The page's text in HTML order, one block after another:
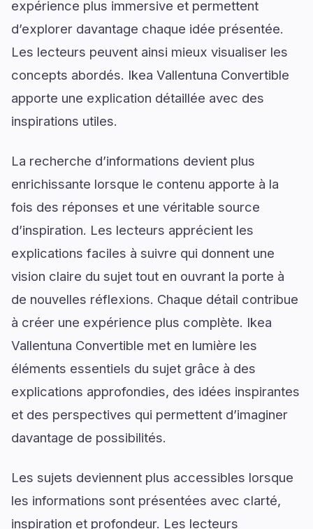
expérience plus immersive et permettent
d’explorer davantage chaque idée présentée.
Les lecteurs peuvent ainsi mieux visualiser les
concepts abordés. Ikea Vallentuna Convertible
apporte une explication détaillée avec des
inspirations utiles.
La recherche d’informations devient plus
enrichissante lorsque le contenu apporte à la
fois des réponses et une véritable source
d’inspiration. Les lecteurs apprécient les
explications faciles à suivre qui donnent une
vision claire du sujet tout en ouvrant la porte à
de nouvelles réflexions. Chaque détail contribue
à créer une expérience plus complète. Ikea
Vallentuna Convertible met en lumière les
éléments essentiels du sujet grâce à des
explications approfondies, des idées inspirantes
et des perspectives qui permettent d’imaginer
davantage de possibilités.
Les sujets deviennent plus accessibles lorsque
les informations sont présentées avec clarté,
inspiration et profondeur. Les lecteurs